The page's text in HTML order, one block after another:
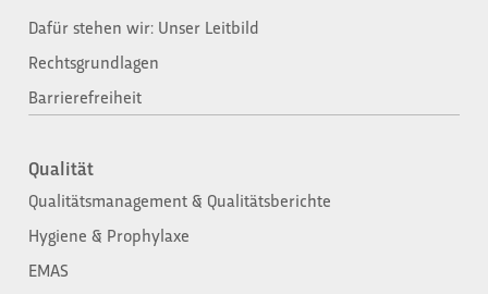
Dafür stehen wir: Unser Leitbild
Rechtsgrundlagen
Barrierefreiheit
Qualität
Qualitätsmanagement & Qualitätsberichte
Hygiene & Prophylaxe
EMAS